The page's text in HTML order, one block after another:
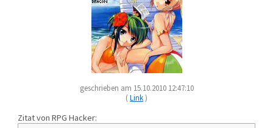
geschrieben am 15.10.2010 12:47:10
(Link)
Zitat von RPG Hacker: